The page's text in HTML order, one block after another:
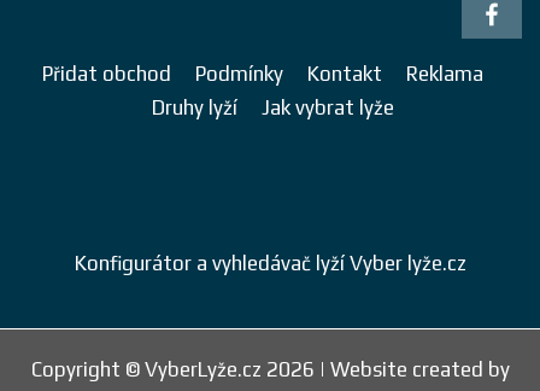
Přidat obchod Podmínky Kontakt
Reklama
Druhy lyží
Jak vybrat lyže
Konfigurátor a vyhledávač lyží Vyber lyže.cz
Copyright © VyberLyže.cz 2026 | Website created by